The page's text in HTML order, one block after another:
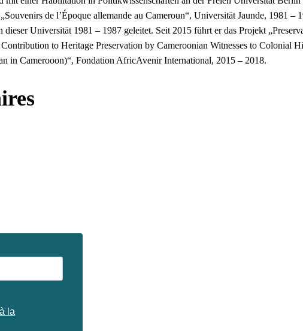
de l’Époque allemande au Cameroun“, Universität Jaunde, 1981 –
dieser Universität 1981 – 1987 geleitet. Seit 2015 führt er das Projekt
to Heritage Preservation by Cameroonian Witnesses to Colonial
in Camerooon)“, Fondation AfricAvenir International, 2015 – 2018.
la